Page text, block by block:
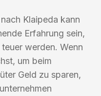
Klaipeda kann
Erfahrung sein,
werden. Wenn
um beim
Geld zu sparen,